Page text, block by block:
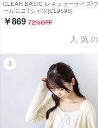
CLEAR BASIC レギュラーサイズ/
ールロゴTシャツ[CL9696]
￥869 72%OFF
人気